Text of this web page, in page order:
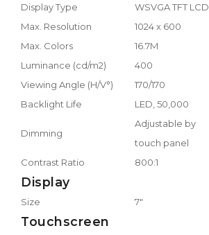
Display Type WSVGA TFT LCD
Max. Resolution
1024 x 600
Max. Colors
16.7M
Luminance (cd/m2)
400
Viewing Angle (H/V°)
170/170
Backlight Life
LED, 50,000
Dimming
Adjustable by
touch panel
Contrast Ratio
800:1
Display
Size 7"
Touchscreen